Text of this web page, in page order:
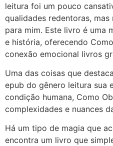
leitura foi um pouco
qualidades redentoras,
para mim. Este livro é uma
e história, oferecendo
conexão emocional livros
Uma das coisas que
epub do gênero leitura sua
condição humana, Como
complexidades e nuances
Há um tipo de magia que
encontra um livro que